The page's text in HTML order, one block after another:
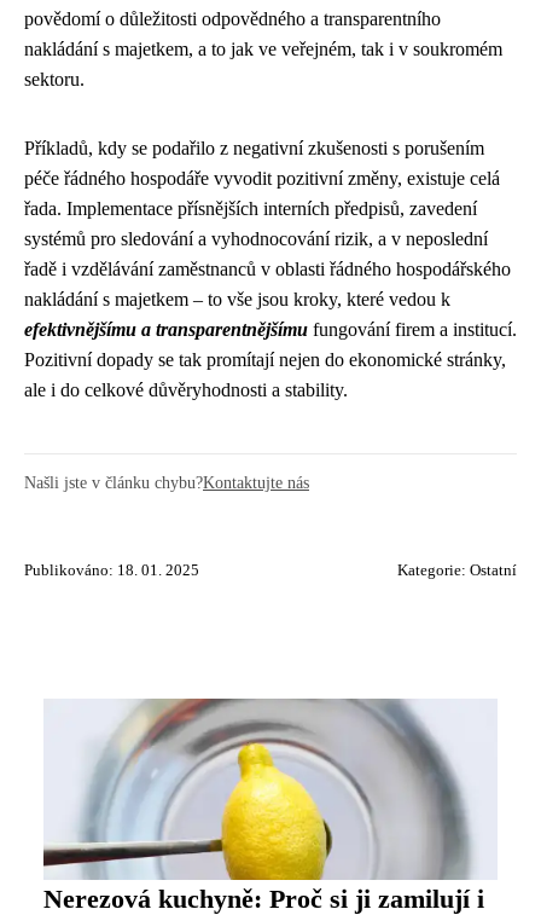
povědomí o důležitosti odpovědného a transparentního
nakládání s majetkem, a to jak ve veřejném, tak i v soukromém
sektoru.
Příkladů, kdy se podařilo z negativní zkušenosti s porušením
péče řádného hospodáře vyvodit pozitivní změny, existuje celá
řada. Implementace přísnějších interních předpisů, zavedení
systémů pro sledování a vyhodnocování rizik, a v neposlední
řadě i vzdělávání zaměstnanců v oblasti řádného hospodářského
nakládání s majetkem – to vše jsou kroky, které vedou k
efektivnějšímu a transparentnějšímu fungování firem a institucí.
Pozitivní dopady se tak promítají nejen do ekonomické stránky,
ale i do celkové důvěryhodnosti a stability.
Našli jste v článku chybu?Kontaktujte nás
Publikováno: 18. 01. 2025 Kategorie: Ostatní
Nerezová kuchyně: Proč si ji zamilují i